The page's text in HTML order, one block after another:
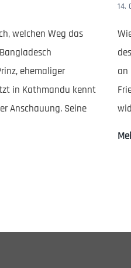
welchen Weg das
ehemaliger
in Kathmandu kennt
Anschauung. Seine
14.
an